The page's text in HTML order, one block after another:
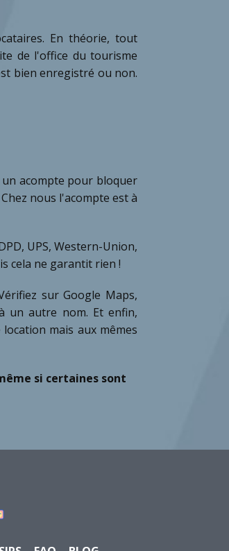
En théorie, tout
de l'office du tourisme
bien enregistré ou non.
acompte pour bloquer
nous l'acompte est à
UPS, Western-Union,
cela ne garantit rien !
sur Google Maps,
un autre nom. Et enfin,
mais aux mêmes
si certaines sont